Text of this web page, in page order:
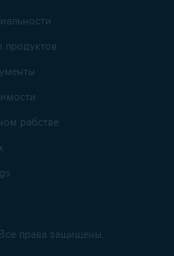
Все права защищены.
продуктов
рабстве